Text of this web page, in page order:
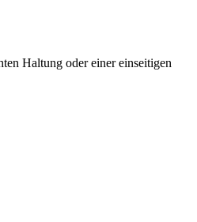
Haltung oder einer einseitigen